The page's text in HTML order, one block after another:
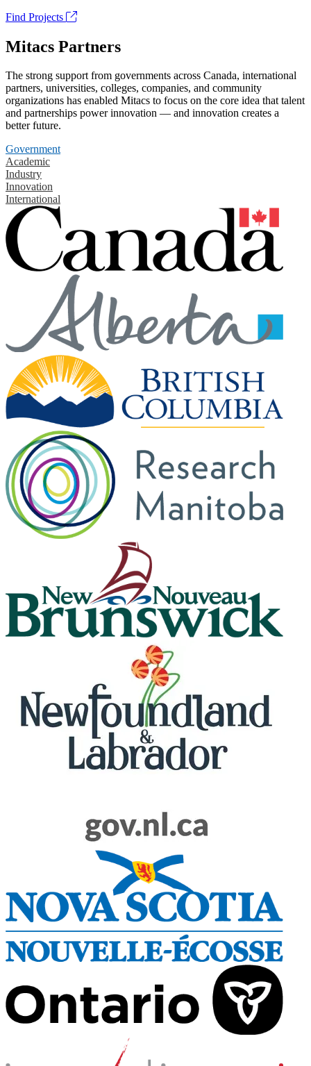
Find Projects
Mitacs Partners
The strong support from governments across Canada, international
partners, universities, colleges, companies, and community
organizations has enabled Mitacs to focus on the core idea that talent
and partnerships power innovation — and innovation creates a
better future.
Government
Academic
Industry
Innovation
International